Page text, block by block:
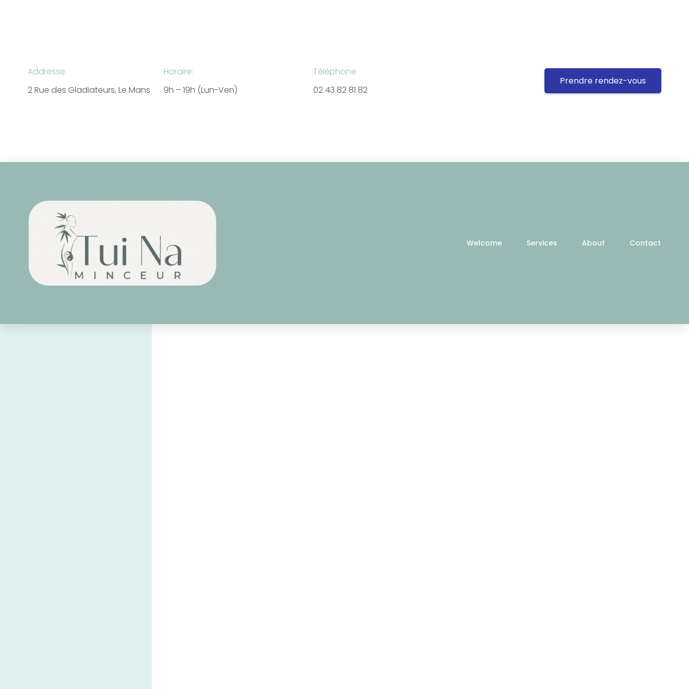
Addresse
2 Rue des Gladiateurs, Le Mans
Horaire:
9h – 19h (Lun-Ven)
Téléphone
02 43 82 81 82
Prendre rendez-vous
Welcome Services About Contact